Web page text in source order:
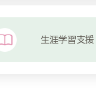
生涯学習支援